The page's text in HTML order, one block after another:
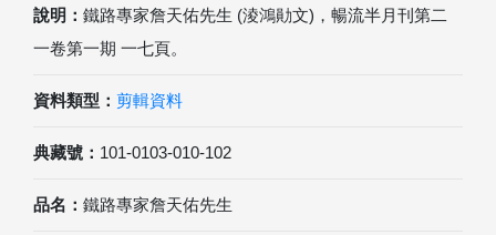
說明： 鐵路專家詹天佑先生 (淩鴻勛文)，暢流半月刊第二
一卷第一期 一七頁。
資料類型： 剪輯資料
典藏號： 101-0103-010-102
品名： 鐵路專家詹天佑先生